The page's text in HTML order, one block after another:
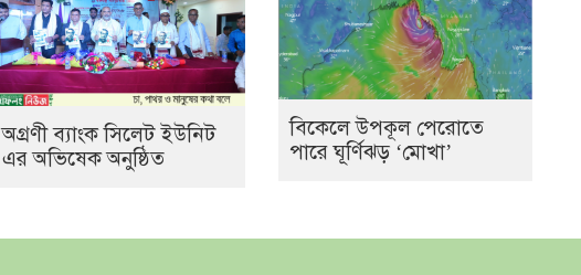
অগ্রণী ব্যাংক সিলেট ইউনিট
এর অভিষেক অনুষ্ঠিত
বিকেলে উপকূল পেরোতে
পারে ঘূর্ণিঝড় ‘মোখা’